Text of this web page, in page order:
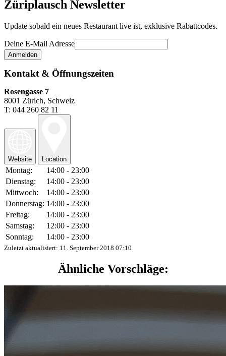
Züriplausch Newsletter
Update sobald ein neues Restaurant live ist, exklusive Rabattcodes.
Deine E-Mail Adresse
Kontakt & Öffnungszeiten
Rosengasse 7
8001 Zürich, Schweiz
T: 044 260 82 11
Website Location
Montag:
14:00 - 23:00
Dienstag:
14:00 - 23:00
Mittwoch:
14:00 - 23:00
Donnerstag: 14:00 - 23:00
Freitag:
14:00 - 23:00
Samstag:
12:00 - 23:00
Sonntag:
14:00 - 23:00
Zuletzt aktualisiert: 11. September 2018 07:10
Ähnliche Vorschläge: